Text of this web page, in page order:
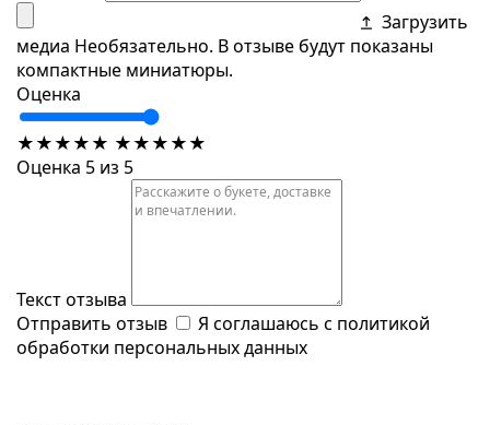
Загрузить
медиа Необязательно. В отзыве будут показаны
компактные миниатюры.
Оценка
★★★★★ ★★★★★
Оценка 5 из 5
Текст отзыва
Отправить отзыв
Я соглашаюсь с политикой
обработки персональных данных